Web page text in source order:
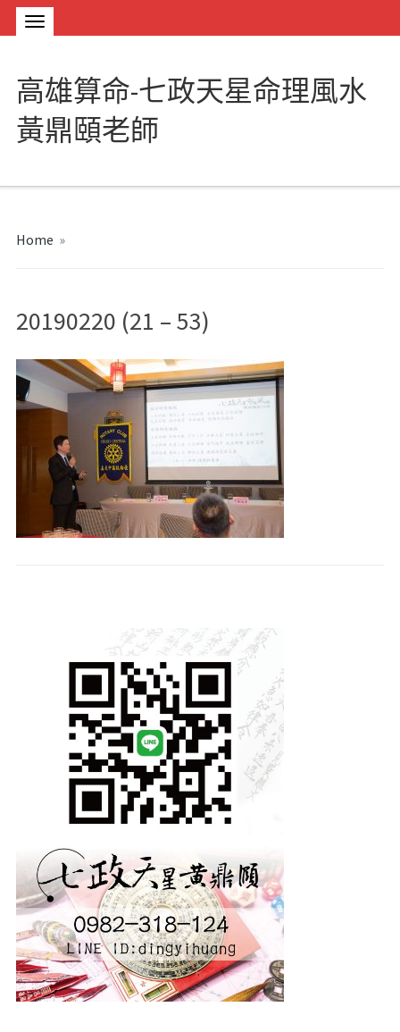
高雄算命-七政天星命理風水
黃鼎頤老師
Home »
20190220 (21 – 53)